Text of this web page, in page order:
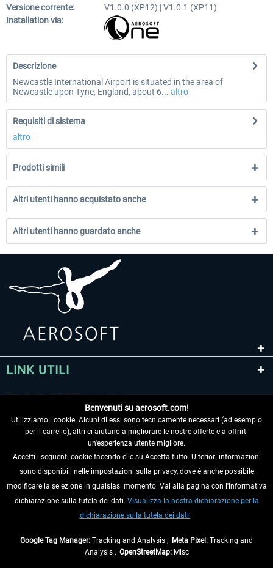
Versione corrente:
V1.0.0 (XP12) | V1.0.1 (XP11)
Installation via:
Descrizione
Newcastle International Airport is situated in the area of
Newcastle upon Tyne, England, about 6... altro
Requisiti di sistema
altro
Prodotti simili
Altri utenti hanno acquistato anche
Altri utenti hanno guardato anche
LINK UTILI
RECEDERE DAL CONTRATTO
INFORMAZIONI
Benvenuti su aerosoft.com!
Utilizziamo i cookie. Alcuni di essi sono tecnicamente necessari (ad esempio
per il carrello), altri ci aiutano a migliorare le nostre offerte e a offrirti
un'esperienza utente migliore.
Accetti i seguenti cookie facendo clic su Accetta tutto. Ulteriori informazioni
sono disponibili nelle impostazioni sulla privacy, dove è anche possibile
modificare la selezione in qualsiasi momento. Vai alla pagina con l'informativa
dichiarazione sulla tutela dei dati. Visualizza la nostra dichiarazione per la
dichiarazione sulla tutela dei dati.
Google Tag Manager: Tracking and Analysis , Meta Pixel: Tracking and
Analysis , OpenStreetMap:Misc